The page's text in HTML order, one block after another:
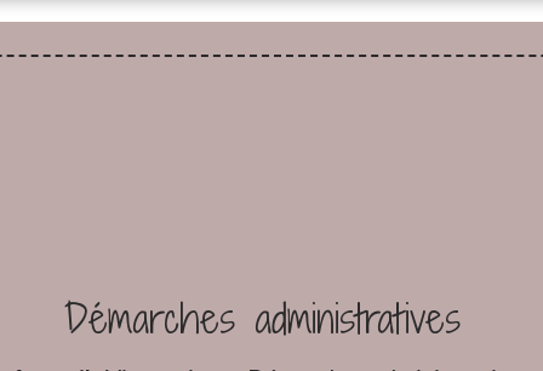
Démarches administratives